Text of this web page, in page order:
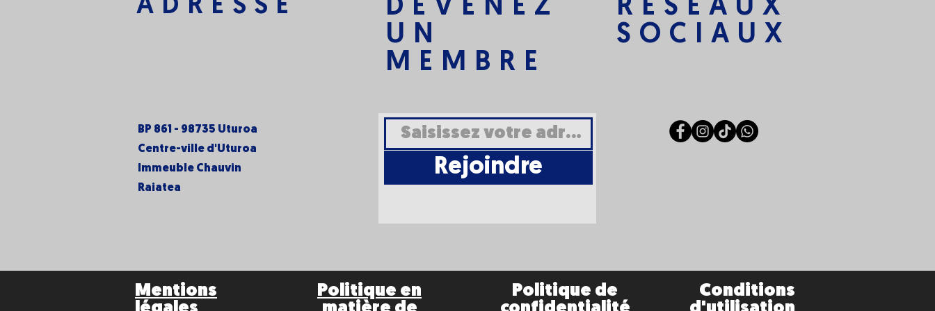
ADRESSE
BP 861 - 98735 Uturoa
Centre-ville d'Uturoa
Immeuble Chauvin
Raiatea
DEVENEZ
UN
MEMBRE
Rejoindre
RÉSEAUX
SOCIAUX
Mentions
Politique en
Politique de
Conditions